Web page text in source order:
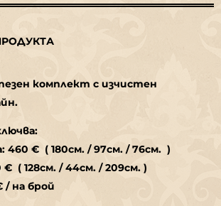
комплект с изчистен
460 € ( 180см. / 97см. / 76см. )
( 128см. / 44см. / 209см. )
/ на брой